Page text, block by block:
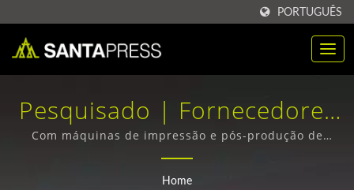
PORTUGUÊS
Pesquisado | Fornecedores
De Caixas De Papel Kraft
Sustentáveis Para Empresas
Com máquinas de impressão e pós-produção de
última geração da Alemanha, Japão e Taiwan,
podemos ter todos os processos de produção
Home